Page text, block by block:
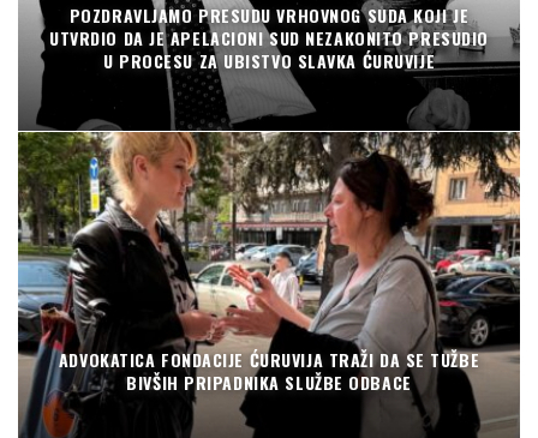
POZDRAVLJAMO PRESUDU VRHOVNOG SUDA KOJI JE
UTVRDIO DA JE APELACIONI SUD NEZAKONITO PRESUDIO
U PROCESU ZA UBISTVO SLAVKA ĆURUVIJE
ADVOKATICA FONDACIJE ĆURUVIJA TRAŽI DA SE TUŽBE
BIVŠIH PRIPADNIKA SLUŽBE ODBACE